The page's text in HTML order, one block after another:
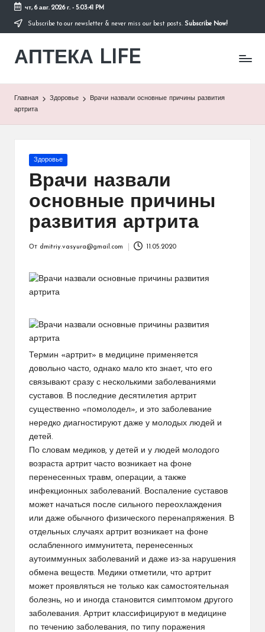
Перейти
содержимому
чт, 6 авг. 2026 г.- 5:03:41 PM
Subscribe to our newsletter & never miss our best posts. Subscribe Now!
АПТЕКА LIFE
сайт
Главная Здоровье
Врачи назвали основные причины развития
артрита
Опубликовано
Здоровье
Врачи назвали
основные причины
развития артрита
От dmitriy.vasyura@gmail.com 11.05.2020
Термин «артрит» в медицине применяется
довольно часто, однако мало кто знает, что его
связывают сразу с несколькими заболеваниями
суставов. В последние десятилетия артрит
существенно «помолодел», и это заболевание
нередко диагностируют даже у молодых людей и
детей.
По словам медиков, у детей и у людей молодого
возраста артрит часто возникает на фоне
перенесенных травм, операции, а также
инфекционных заболеваний. Воспаление суставов
может начаться после сильного переохлаждения
или даже обычного физического перенапряжения. В
отдельных случаях артрит возникает на фоне
ослабленного иммунитета, перенесенных
аутоиммунных заболеваний и даже из-за нарушения
обмена веществ. Медики отметили, что артрит
может проявляться не только как самостоятельная
болезнь, но и иногда становится симптомом другого
заболевания. Артрит классифицируют в медицине
по течению заболевания, по типу поражения